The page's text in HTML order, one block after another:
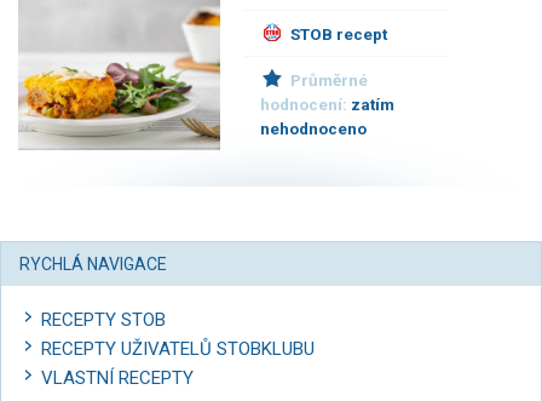
STOB recept
Průměrné
hodnocení: zatím
nehodnoceno
RYCHLÁ NAVIGACE
RECEPTY STOB
RECEPTY UŽIVATELŮ STOBKLUBU
VLASTNÍ RECEPTY